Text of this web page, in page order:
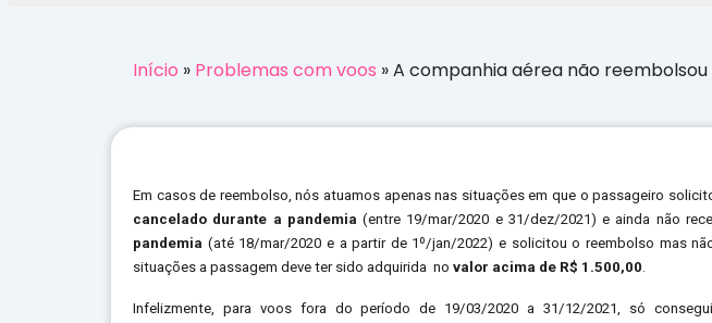
Início » Problemas com voos »A companhia aérea não reembolsou
Em casos de reembolso, nós atuamos apenas nas situações em que o passageiro
cancelado durante a pandemia (entre 19/mar/2020 e 31/dez/2021) e ainda não
pandemia (até 18/mar/2020 e a partir de 1º/jan/2022) e solicitou o reembolso mas
situações a passagem deve ter sido adquirida no valor acima de R$ 1.500,00.
Infelizmente, para voos fora do período de 19/03/2020 a 31/12/2021, só